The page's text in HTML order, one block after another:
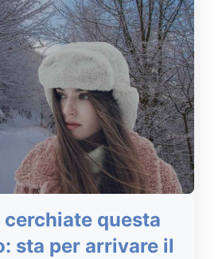
questa
sta per arrivare il